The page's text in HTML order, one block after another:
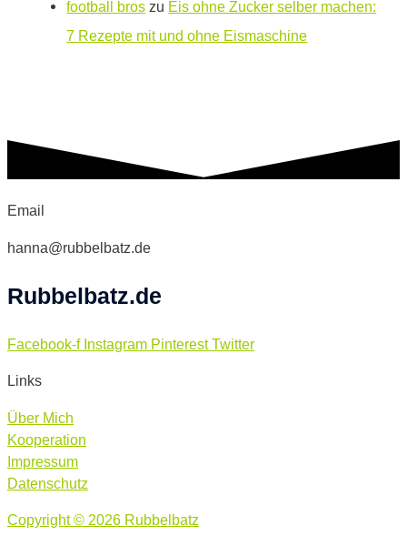
football bros zu Eis ohne Zucker selber machen:
7 Rezepte mit und ohne Eismaschine
Email
hanna@rubbelbatz.de
Rubbelbatz.de
Facebook-f Instagram Pinterest Twitter
Links
Über Mich
Kooperation
Impressum
Datenschutz
Copyright © 2026 Rubbelbatz